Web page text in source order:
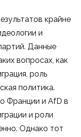
крайне
и
Данные
вопросах, как
роль
политика.
Франции и AfD в
и роли
Однако тот